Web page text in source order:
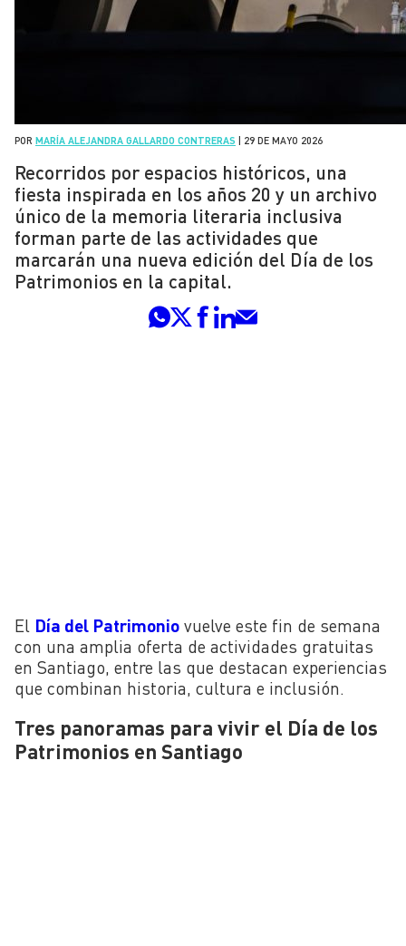
POR MARÍA ALEJANDRA GALLARDO CONTRERAS 29 DE MAYO 2026
Recorridos por espacios históricos, una
fiesta inspirada en los años 20 y un archivo
único de la memoria literaria inclusiva
forman parte de las actividades que
marcarán una nueva edición del Día de los
Patrimonios en la capital.
El Día del Patrimonio vuelve este fin de semana
con una amplia oferta de actividades gratuitas
en Santiago, entre las que destacan experiencias
que combinan historia, cultura e inclusión.
Tres panoramas para vivir el Día de los
Patrimonios en Santiago